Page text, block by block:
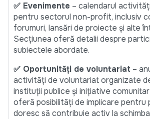
✅ Evenimente – calendarul
pentru sectorul non-profit, inclusiv
forumuri, lansări de proiecte și alte
Secțiunea oferă detalii despre
subiectele abordate.
✅ Oportunități de voluntariat –
activități de voluntariat organizate
instituții publice și inițiative
oferă posibilități de implicare pentru
doresc să contribuie activ la